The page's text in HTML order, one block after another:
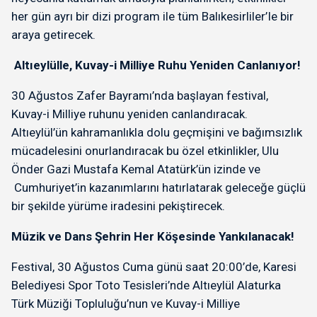
her gün ayrı bir dizi program ile tüm Balıkesirliler’Ie bir
araya getirecek.
Altıeylülle, Kuvay-i Milliye Ruhu Yeniden Canlanıyor!
30 Ağustos Zafer Bayramı’nda başlayan festival,
Kuvay-i Milliye ruhunu yeniden canlandıracak.
Altıeylül’ün kahramanlıkla dolu geçmişini ve bağımsızlık
mücadelesini onurlandıracak bu özel etkinlikler, Ulu
Önder Gazi Mustafa Kemal Atatürk’ün izinde ve
Cumhuriyet’in kazanımlarını hatırlatarak geleceğe güçlü
bir şekilde yürüme iradesini pekiştirecek.
Müzik ve Dans Şehrin Her Köşesinde Yankılanacak!
Festival, 30 Ağustos Cuma günü saat 20:00’de, Karesi
Belediyesi Spor Toto Tesisleri’nde Altıeylül Alaturka
Türk Müziği Topluluğu’nun ve Kuvay-i Milliye